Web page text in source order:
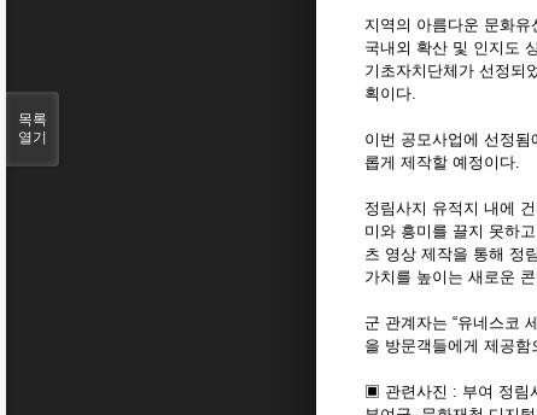
지역의 아름다운 문화
국내외 확산 및 인지도
기초자치단체가 선정되
획이다.
이번 공모사업에 선정
롭게 제작할 예정이다.
정림사지 유적지 내에
미와 흥미를 끌지 못하
츠 영상 제작을 통해 정
가치를 높이는 새로운
군 관계자는 “유네스코
을 방문객들에게 제공
▣ 관련사진 : 부여 정림
목록
열기